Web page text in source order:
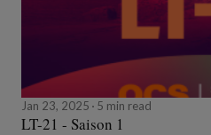
Jan 23, 2025 5 min read
LT-21 - Saison 1